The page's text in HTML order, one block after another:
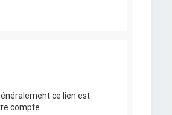
ce lien est
compte.